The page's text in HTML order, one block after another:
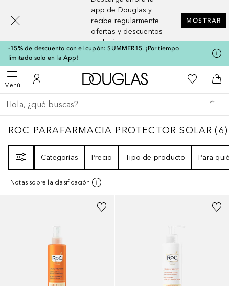
app de Douglas y
recibe regularmente
ofertas y descuentos
exclusivos
MOSTRAR
-15% de descuento con el cupón: SUMMER15. ¡Por tiempo
limitado solo en la App!
MenúAbrir menúMi cuenta
A Douglas HomeMi lista de
A
Regresar
Ejecutar búsqueda
ROC PARAFARMACIA PROTECTOR SOLAR6
ROC PARAFARMACIA PROTECTOR SOLAR (6)
Categorías
Precio Tipo de producto Para
Notas sobre la clasificación
[navigation.slideout.screenreader]